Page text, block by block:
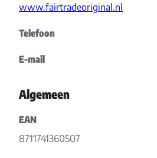
www.fairtradeoriginal.nl
Telefoon
E-mail
Algemeen
EAN
8711741360507